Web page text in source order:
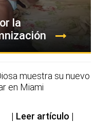
la
muestra su nuevo
en Miami
Leer artículo